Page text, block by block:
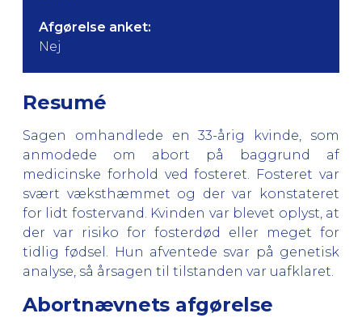
Afgørelse anket:
Nej
Resumé
Sagen omhandlede en 33-årig kvinde, som
anmodede om abort på baggrund af
medicinske forhold ved fosteret. Fosteret var
svært væksthæmmet og der var konstateret
for lidt fostervand. Kvinden var blevet oplyst, at
der var risiko for fosterdød eller meget for
tidlig fødsel. Hun afventede svar på genetisk
analyse, så årsagen til tilstanden var uafklaret.
Abortnævnets afgørelse